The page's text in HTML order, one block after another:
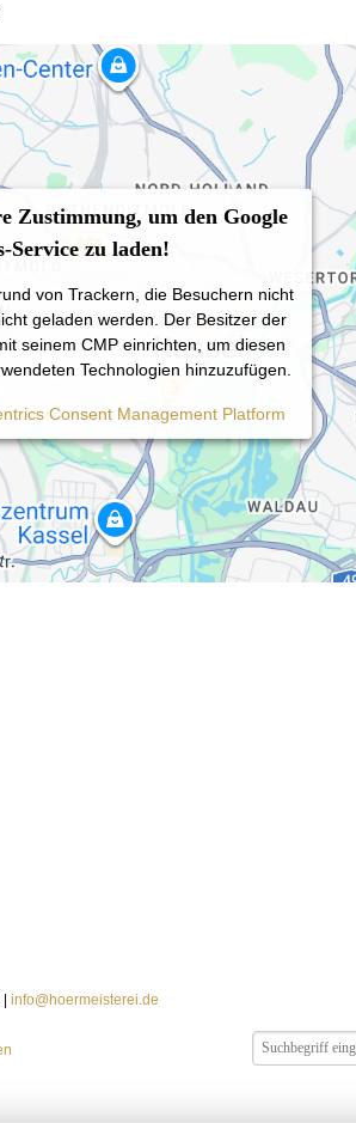
Zustimmung, um den Google
Service zu laden!
von Trackern, die Besuchern nicht
geladen werden. Der Besitzer der
seinem CMP einrichten, um diesen
Technologien hinzuzufügen.
Consent Management Platform
info@hoermeisterei.de